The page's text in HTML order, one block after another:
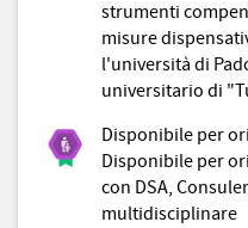
strumenti
misure
l'università di
universitario di
Disponibile per
Disponibile per
con DSA,
multidisciplinare